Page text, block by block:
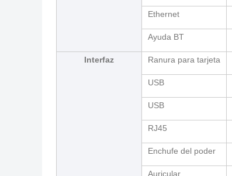
Ethernet
Ayuda BT
Interfaz Ranura para tarjeta
USB
USB
RJ45
Enchufe del poder
Auricular